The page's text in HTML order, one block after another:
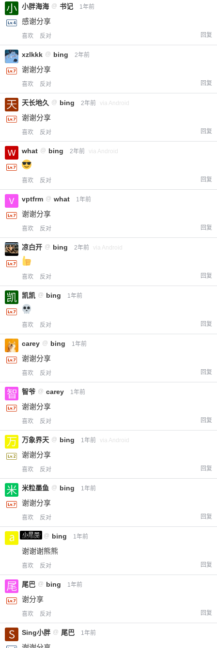
20 元
小胖海海 @ 书记 1年前
感谢分享
喜欢 反对 回复
xzlkkk @ bing 2年前
谢谢分享
喜欢 反对 回复
天长地久 @ bing 2年前 via Android
谢谢分享
喜欢 反对 回复
what @ bing 2年前 via Android
喜欢 反对 回复
vptfrm @ what 1年前
谢谢分享
喜欢 反对 回复
凉白开 @ bing 2年前 via Android
喜欢 反对 回复
凯凯 @ bing 1年前
喜欢 反对 回复
carey @ bing 1年前
谢谢分享
喜欢 反对 回复
智爷 @ carey 1年前
谢谢分享
喜欢 反对 回复
万象界天 @ bing 1年前 via Android
谢谢分享
喜欢 反对 回复
米粒墨鱼 @ bing 1年前
谢谢分享
喜欢 反对 回复
小黑屋
a0987 @ bing 1年前
谢谢谢熊熊
喜欢 反对 回复
尾巴 @ bing 1年前
谢分享
喜欢 反对 回复
Sing小胖 @ 尾巴 1年前
您没有权限发布内容，请购买会员或者提升权
限。
忘记密码？